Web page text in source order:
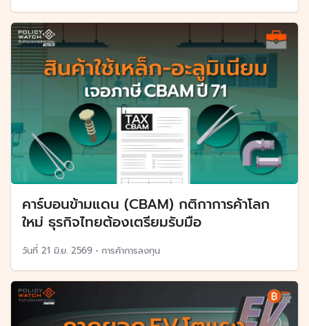
คาร์บอนข้ามแดน (CBAM) กติกาการค้าโลก
ใหม่ ธุรกิจไทยต้องเตรียมรับมือ
วันที่ 21 มิ.ย. 2569 • การค้าการลงทุน